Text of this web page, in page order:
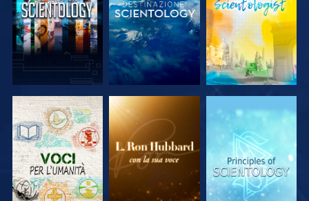
ESPLORA LE
SERIE
ESPLORA LE
SERIE
ESPLORA LE
SERIE